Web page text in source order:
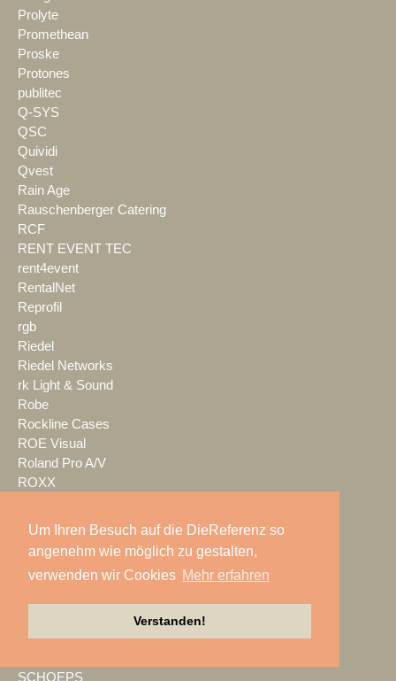
Um Ihren Besuch auf die DieReferenz so
angenehm wie möglich zu gestalten,
verwenden wir Cookies Mehr erfahren
Verstanden!
Prolyte
Promethean
Proske
Protones
publitec
Q-SYS
QSC
Quividi
Qvest
Rain Age
Rauschenberger Catering
RCF
RENT EVENT TEC
rent4event
RentalNet
Reprofil
rgb
Riedel
Riedel Networks
rk Light & Sound
Robe
Rockline Cases
ROE Visual
Roland Pro A/V
ROXX
S.E.A. Vertrieb
Samsung
satis&fy
Schallwerk Audiotechnik
Scheinwurf
SCHOEPS